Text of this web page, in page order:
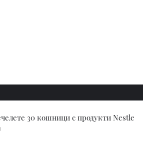
30 кошници с продукти Nestle